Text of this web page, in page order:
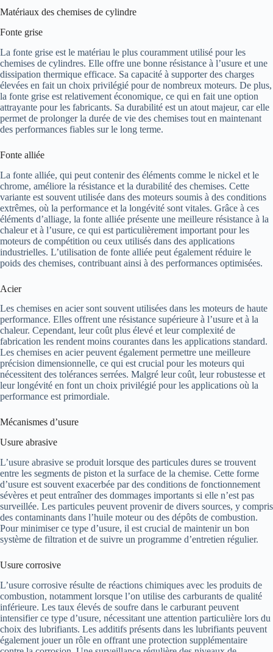
Matériaux des chemises de cylindre
Fonte grise
La fonte grise est le matériau le plus couramment utilisé pour les
chemises de cylindres. Elle offre une bonne résistance à l’usure et une
dissipation thermique efficace. Sa capacité à supporter des charges
élevées en fait un choix privilégié pour de nombreux moteurs. De plus,
la fonte grise est relativement économique, ce qui en fait une option
attrayante pour les fabricants. Sa durabilité est un atout majeur, car elle
permet de prolonger la durée de vie des chemises tout en maintenant
des performances fiables sur le long terme.
Fonte alliée
La fonte alliée, qui peut contenir des éléments comme le nickel et le
chrome, améliore la résistance et la durabilité des chemises. Cette
variante est souvent utilisée dans des moteurs soumis à des conditions
extrêmes, où la performance et la longévité sont vitales. Grâce à ces
éléments d’alliage, la fonte alliée présente une meilleure résistance à la
chaleur et à l’usure, ce qui est particulièrement important pour les
moteurs de compétition ou ceux utilisés dans des applications
industrielles. L’utilisation de fonte alliée peut également réduire le
poids des chemises, contribuant ainsi à des performances optimisées.
Acier
Les chemises en acier sont souvent utilisées dans les moteurs de haute
performance. Elles offrent une résistance supérieure à l’usure et à la
chaleur. Cependant, leur coût plus élevé et leur complexité de
fabrication les rendent moins courantes dans les applications standard.
Les chemises en acier peuvent également permettre une meilleure
précision dimensionnelle, ce qui est crucial pour les moteurs qui
nécessitent des tolérances serrées. Malgré leur coût, leur robustesse et
leur longévité en font un choix privilégié pour les applications où la
performance est primordiale.
Mécanismes d’usure
Usure abrasive
L’usure abrasive se produit lorsque des particules dures se trouvent
entre les segments de piston et la surface de la chemise. Cette forme
d’usure est souvent exacerbée par des conditions de fonctionnement
sévères et peut entraîner des dommages importants si elle n’est pas
surveillée. Les particules peuvent provenir de divers sources, y compris
des contaminants dans l’huile moteur ou des dépôts de combustion.
Pour minimiser ce type d’usure, il est crucial de maintenir un bon
système de filtration et de suivre un programme d’entretien régulier.
Usure corrosive
L’usure corrosive résulte de réactions chimiques avec les produits de
combustion, notamment lorsque l’on utilise des carburants de qualité
inférieure. Les taux élevés de soufre dans le carburant peuvent
intensifier ce type d’usure, nécessitant une attention particulière lors du
choix des lubrifiants. Les additifs présents dans les lubrifiants peuvent
également jouer un rôle en offrant une protection supplémentaire